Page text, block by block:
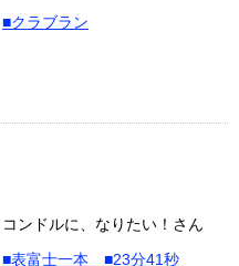
■クラブラン
コンドルに、なりたい！さん
■表富士一本 ■23分41秒